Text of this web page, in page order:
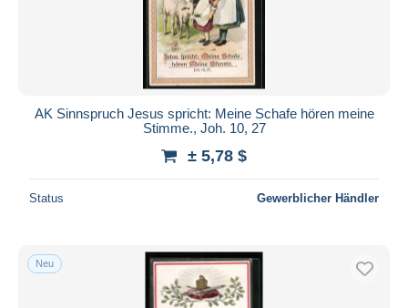
AK Sinnspruch Jesus spricht: Meine Schafe hören meine
Stimme., Joh. 10, 27
± 5,78 $
Status Gewerblicher Händler
Neu